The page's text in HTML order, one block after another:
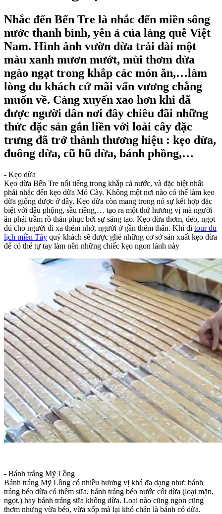
Nhắc đến Bến Tre là nhắc đến miền sông
nước thanh bình, yên ả của làng quê Việt
Nam. Hình ảnh vườn dừa trải dài một
màu xanh mươn mướt, mùi thơm dừa
ngào ngạt trong khắp các món ăn,…làm
lòng du khách cứ mãi vấn vương chẳng
muốn về. Càng xuyến xao hơn khi đã
được người dân nơi đây chiêu đãi những
thức đặc sản gắn liền với loài cây đặc
trưng đã trở thành thương hiệu : kẹo dừa,
đuông dừa, cũ hũ dừa, bánh phồng,…
- Kẹo dừa
Kẹo dừa Bến Tre nổi tiếng trong khắp cả nước, và đặc biệt nhất
phải nhắc đến kẹo dừa Mỏ Cày. Không một nơi nào có thể làm kẹo
dừa giống được ở đây. Kẹo dừa còn mang trong nó sự kết hợp đặc
biệt với đậu phộng, sầu riêng,… tạo ra một thứ hương vị mà người
ăn phải trầm rồ thán phục bởi sự sáng tạo. Kẹo dừa thơm, dẻo, ngọt
đủ cho người đi xa thêm nhớ, người ở gần thêm thân. Khi đi tour du
lịch miền Tây quý khách sẽ được ghé những cơ sở sản xuất kẹo dừa
để có thể tự tay làm nên những chiếc kẹo ngon lành này
- Bánh tráng Mỹ Lồng
Bánh tráng Mỹ Lồng có nhiều hương vị khá đa dạng như: bánh
tráng béo dừa có thêm sữa, bánh tráng béo nước cốt dừa (loại mặn,
ngọt,) hay bánh tráng sữa không dừa. Loại nào cũng ngon cũng
thơm nhưng vừa béo, vừa xốp mà lại khó chán là bánh có dừa.